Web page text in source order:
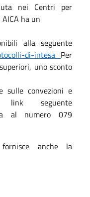
nei Centri per
ha un
alla seguente
di-intesa Per
uno sconto
sulle convezioni e
link seguente
al numero 079
fornisce anche la